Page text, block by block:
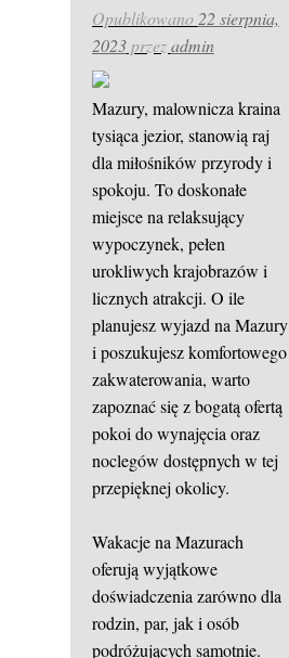
Opublikowano 22 sierpnia,
2023przezadmin
Mazury, malownicza kraina
tysiąca jezior, stanowią raj
dla miłośników przyrody i
spokoju. To doskonałe
miejsce na relaksujący
wypoczynek, pełen
urokliwych krajobrazów i
licznych atrakcji. O ile
planujesz wyjazd na Mazury
i poszukujesz komfortowego
zakwaterowania, warto
zapoznać się z bogatą ofertą
pokoi do wynajęcia oraz
noclegów dostępnych w tej
przepięknej okolicy.
Wakacje na Mazurach
oferują wyjątkowe
doświadczenia zarówno dla
rodzin, par, jak i osób
podróżujących samotnie.